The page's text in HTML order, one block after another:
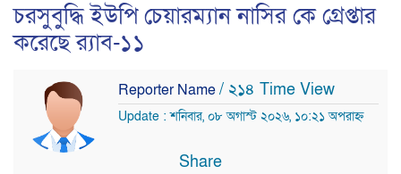
চরসুবুদ্ধি ইউপি চেয়ারম্যান নাসির কে গ্রেপ্তার
করেছে র‌্যাব-১১
Reporter Name/ ২১৪ Time View
Update : শনিবার, ০৮ অগাস্ট ২০২৬, ১০:২১ অপরাহ্ন
Share